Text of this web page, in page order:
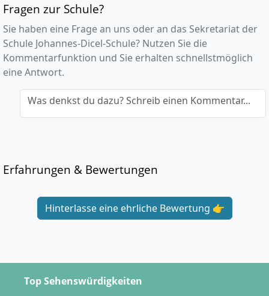
Fragen zur Schule?
Sie haben eine Frage an uns oder an das Sekretariat der
Schule Johannes-Dicel-Schule? Nutzen Sie die
Kommentarfunktion und Sie erhalten schnellstmöglich
eine Antwort.
Was denkst du dazu? Schreib einen Kommentar...
Erfahrungen & Bewertungen
Hinterlasse eine ehrliche Bewertung 👉
Top Sehenswürdigkeiten